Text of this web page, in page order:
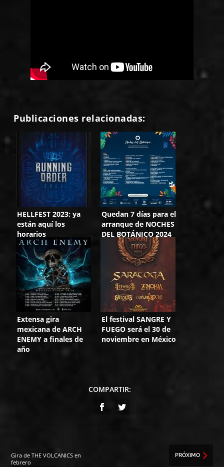
Publicaciones relacionadas:
HELLFEST 2023: ya
están aquí los
horarios
Quedan 7 días para el
arranque de NOCHES
DEL BOTÁNICO 2024
Extensa gira
mexicana de ARCH
ENEMY a finales de
año
El festival SANGRE Y
FUEGO será el 30 de
noviembre en México
COMPARTIR:
Gira de THE VOLCANICS en
febrero
PRÓXIMO